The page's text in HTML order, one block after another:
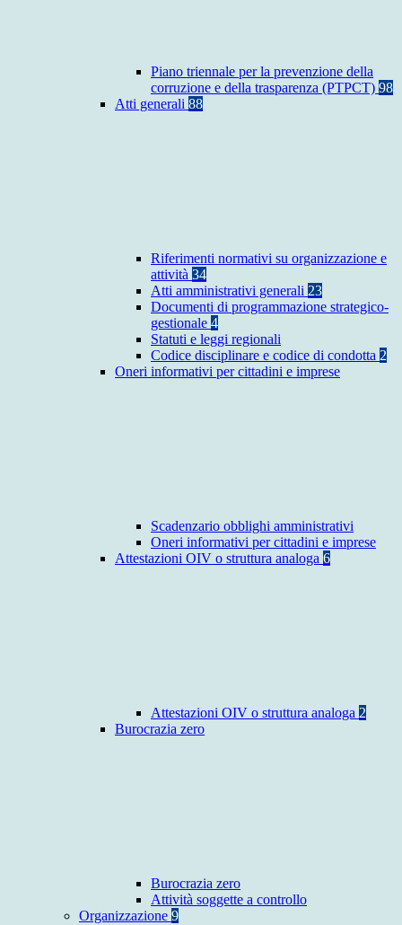
Piano triennale per la prevenzione della
corruzione e della trasparenza (PTPCT) 98
Atti generali 88
Riferimenti normativi su organizzazione e
attività 34
Atti amministrativi generali 23
Documenti di programmazione strategico-
gestionale 4
Statuti e leggi regionali
Codice disciplinare e codice di condotta 2
Oneri informativi per cittadini e imprese
Scadenzario obblighi amministrativi
Oneri informativi per cittadini e imprese
Attestazioni OIV o struttura analoga 6
Attestazioni OIV o struttura analoga 2
Burocrazia zero
Burocrazia zero
Attività soggette a controllo
Organizzazione 9